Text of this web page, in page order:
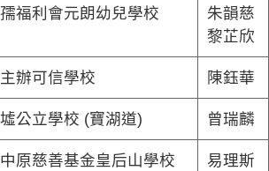
福利會元朗幼兒學校
朱韻慈
黎芷欣
辦可信學校 陳鈺華
公立學校 (寶湖道) 曾瑞麟
原慈善基金皇后山學校 易理斯